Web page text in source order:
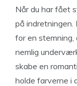
Når du har fået
på
for en stemning,
nemlig
skabe en
holde farverne i